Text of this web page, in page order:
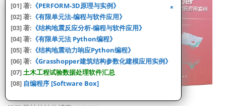
FRIENDS [友情链接]
[01] 陈学伟的博客[结构工程, 智能建造]
[05] 李华伟的博客[ ABAQUS ]
[06] 鲁班人的博客[钢结构,ANSYS ]
[01] 著: 《PERFORM-3D原理与实例》
[02] 著: 《有限单元法-编程与软件应用》
[03] 著: 《结构地震反应分析-编程与软件应用》
[04] 著: 《有限单元法 Python编程》
[05] 著: 《结构地震动力响应Python编程》
[06] 著: 《Grasshopper建筑结构参数化建模应用实例》
[07]土木工程试验数据处理软件汇总
[08] 自编程序 [Software Box]